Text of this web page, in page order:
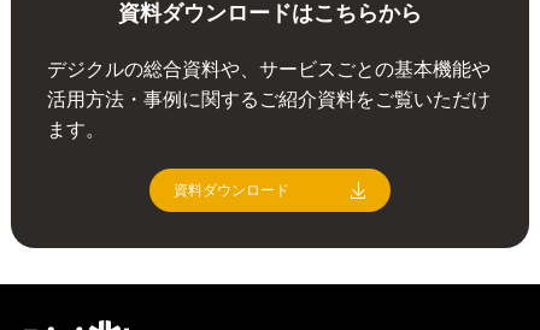
資料ダウンロードはこちらから
デジクルの総合資料や、サービスごとの基本機能や
活用方法・事例に関するご紹介資料をご覧いただけ
ます。
資料ダウンロード